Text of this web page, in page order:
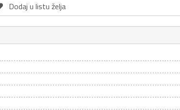
Dodaj u listu želja